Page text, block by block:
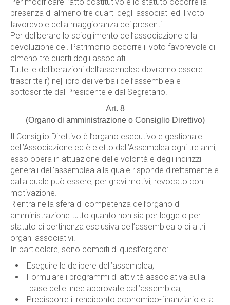
presenza di almeno tre quarti degli associati ed il voto
favorevole della maggioranza dei presenti.
Per deliberare lo scioglimento dell’associazione e la
devoluzione del. Patrimonio occorre il voto favorevole di
almeno tre quarti degli associati.
Tutte le deliberazioni dell’assemblea dovranno essere
trascritte r) ne| libro dei verbali dell’assemblea e
sottoscritte dal Presidente e dal Segretario.
Art. 8
(Organo di amministrazione o Consiglio Direttivo)
Il Consiglio Direttivo è l’organo esecutivo e gestionale
dell’Associazione ed è eletto dall’Assemblea ogni tre anni,
esso opera in attuazione delle volontà e degli indirizzi
generali dell’assemblea alla quale risponde direttamente e
dalla quale può essere, per gravi motivi, revocato con
motivazione.
Rientra nella sfera di competenza dell’organo di
amministrazione tutto quanto non sia per legge o per
statuto di pertinenza esclusiva dell’assemblea o di altri
organi associativi.
In particolare, sono compiti di quest’organo:
Eseguire le delibere dell’assemblea;
Formulare i programmi di attività associativa sulla
base delle linee approvate dall’assemblea;
Predisporre il rendiconto economico-finanziario e la